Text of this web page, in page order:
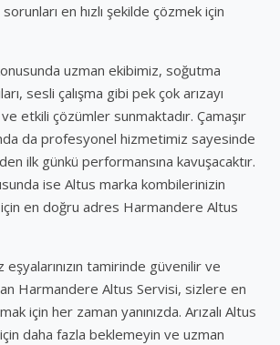
en hızlı şekilde çözmek için
uzman ekibimiz, soğutma
sesli çalışma gibi pek çok arızayı
ve etkili çözümler sunmaktadır. Çamaşır
da profesyonel hizmetimiz sayesinde
ilk günkü performansına kavuşacaktır.
ise Altus marka kombilerinizin
için en doğru adres Harmandere Altus
tamirinde güvenilir ve
Harmandere Altus Servisi, sizlere en
için her zaman yanınızda. Arızalı Altus
daha fazla beklemeyin ve uzman